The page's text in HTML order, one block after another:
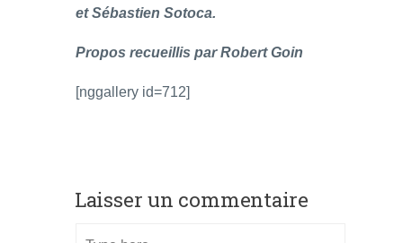
et Sébastien Sotoca.
Propos recueillis par Robert Goin
[nggallery id=712]
Laisser un commentaire